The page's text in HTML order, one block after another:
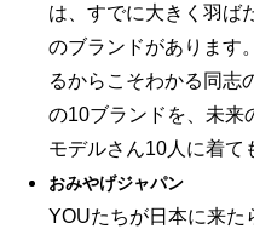
は、すでに大きく羽ば
のブランドがあります
るからこそわかる同志
の10ブランドを、未来
モデルさん10人に着て
おみやげジャパン
YOUたちが日本に来た